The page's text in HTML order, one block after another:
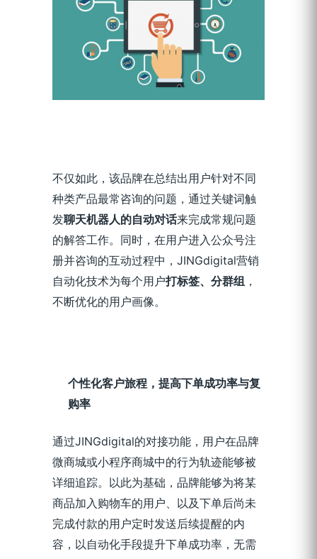
不仅如此，该品牌在总结出用户针对不同
种类产品最常咨询的问题， 通过关键词触
发聊天机器人的自动对话来完成常规问题
的解答工作。 同时， 在用户进入公众号注
册并咨询的互动过程中，JINGdigital营销
自动化技术为每个用户打标签、分群组 ，
不断优化的用户画像。
个性化客户旅程，提高下单成功率与复
购率
通过JINGdigital的对接功能，用户在品牌
微商城或小程序商城中的行为轨迹能够被
详细追踪。 以此为基础，品牌能够为将某
商品加入购物车的用户、以及下单后尚未
完成付款的用户定时发送后续提醒的内
容，以自动化手段提升下单成功率，无需